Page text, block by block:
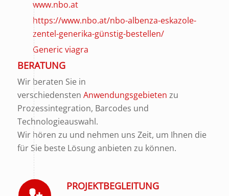
www.nbo.at
https://www.nbo.at/nbo-albenza-eskazole-
zentel-generika-günstig-bestellen/
Generic viagra
BERATUNG
Wir beraten Sie in
verschiedensten Anwendungsgebieten zu
Prozessintegration, Barcodes und
Technologieauswahl.
Wir hören zu und nehmen uns Zeit, um Ihnen die
für Sie beste Lösung anbieten zu können.
PROJEKTBEGLEITUNG